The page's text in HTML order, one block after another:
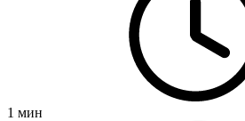
1 мин